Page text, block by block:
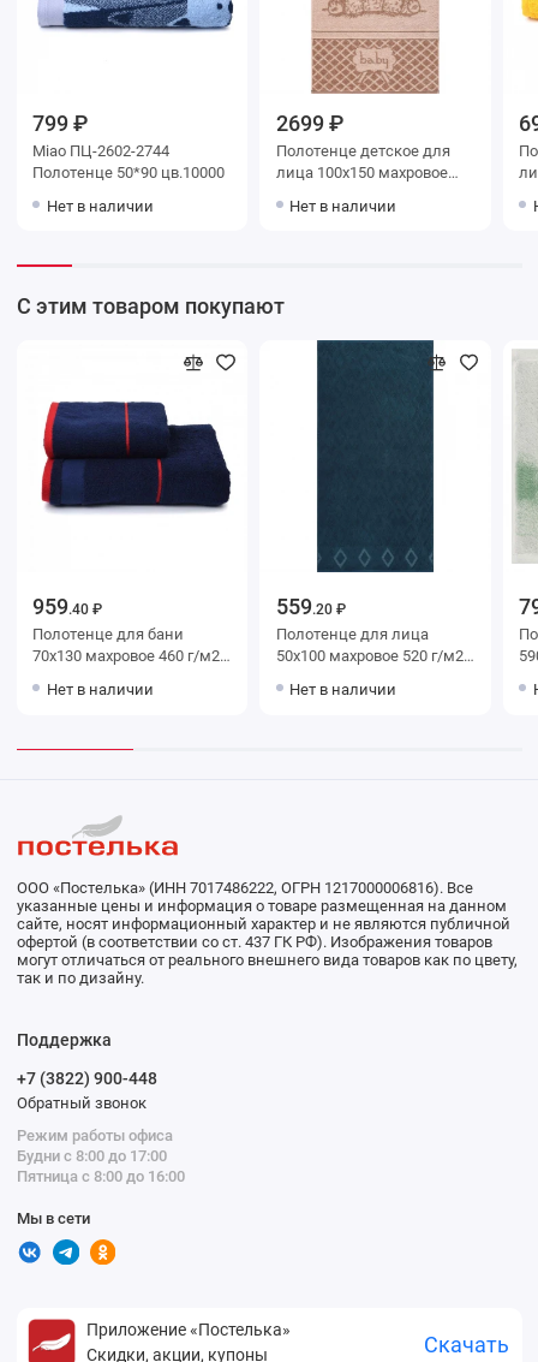
799 ₽
Miao ПЦ-2602-2744
Полотенце 50*90 цв.10000
Нет в наличии
2699 ₽
Полотенце детское для
лица 100х150 махровое
Коричневый Teddy
Нет в наличии
лица
С этим товаром покупают
959.40 ₽
Полотенце для бани
70х130 махровое 460 г/м2
мануфактура Russian Stripe
Нет в наличии
559.20 ₽
Полотенце для лица
50х100 махровое 520 г/м2
мануфактура
Нет в наличии
590
ООО «Постелька» (ИНН 7017486222, ОГРН 1217000006816). Все
указанные цены и информация о товаре размещенная на данном
сайте, носят информационный характер и не являются публичной
офертой (в соответствии со ст. 437 ГК РФ). Изображения товаров
могут отличаться от реального внешнего вида товаров как по цвету,
так и по дизайну.
Поддержка
+7 (3822) 900-448
Обратный звонок
Режим работы офиса
Будни с 8:00 до 17:00
Пятница с 8:00 до 16:00
Мы в сети
Приложение «Постелька»
Скидки, акции, купоны
Скачать